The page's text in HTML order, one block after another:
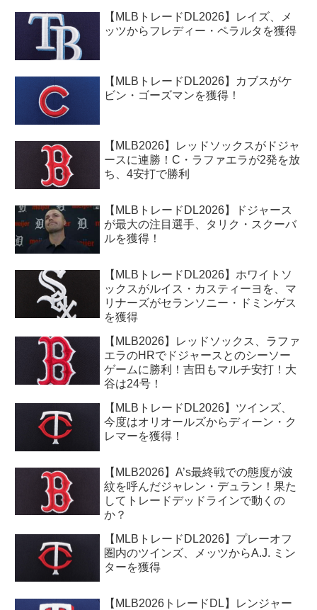
【MLBトレードDL2026】レイズ、メ
ッツからフレディー・ペラルタを獲得
【MLBトレードDL2026】カブスがケ
ビン・ゴーズマンを獲得！
【MLB2026】レッドソックスがドジャ
ースに連勝！C・ラファエラが2発を放
ち、4安打で勝利
【MLBトレードDL2026】ドジャース
が最大の注目選手、タリク・スクーバ
ルを獲得！
【MLBトレードDL2026】ホワイトソ
ックスがルイス・カスティーヨを、マ
リナーズがセランソニー・ドミンゲス
を獲得
【MLB2026】レッドソックス、ラファ
エラのHRでドジャースとのシーソー
ゲームに勝利！吉田もマルチ安打！大
谷は24号！
【MLBトレードDL2026】ツインズ、
今度はオリオールズからディーン・ク
レマーを獲得！
【MLB2026】A’s最終戦での態度が波
紋を呼んだジャレン・デュラン！果た
してトレードデッドラインで動くの
か？
【MLBトレードDL2026】プレーオフ
圏内のツインズ、メッツからA.J. ミン
ターを獲得
【MLB2026トレードDL】レンジャー